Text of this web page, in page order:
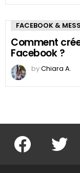
FACEBOOK &
Comment
Facebook ?
byChiara A.
facebook twitter